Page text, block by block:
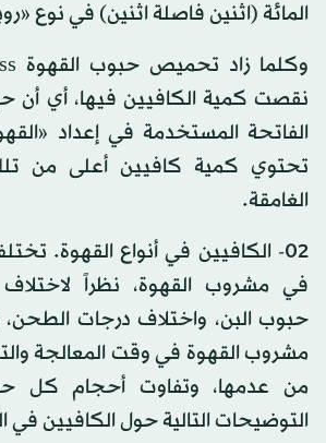
المائة (اثنين فاصلة اثنين) في نوع
نقصت كمية الكافيين فيها، أي أن
الفاتحة المستخدمة في إعداد
تحتوي كمية كافيين أعلى من
الغامقة.
02- الكافيين في أنواع القهوة.
في مشروب القهوة، نظراً
حبوب البن، واختلاف درجات
مشروب القهوة في وقت المعالجة
من عدمها، وتفاوت أحجام كل
التوضيحات التالية حول الكافيين في